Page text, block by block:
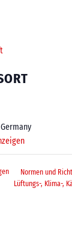
Germany
Normen und
Lüftungs-, Klima-,